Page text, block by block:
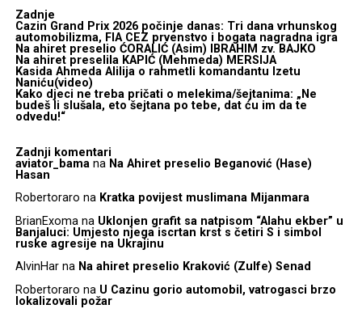
Zadnje
Cazin Grand Prix 2026 počinje danas: Tri dana vrhunskog
automobilizma, FIA CEZ prvenstvo i bogata nagradna igra
Na ahiret preselio ĆORALIĆ (Asim) IBRAHIM zv. BAJKO
Na ahiret preselila KAPIĆ (Mehmeda) MERSIJA
Kasida Ahmeda Alilija o rahmetli komandantu Izetu
Naniću(video)
Kako djeci ne treba pričati o melekima/šejtanima: „Ne
budeš li slušala, eto šejtana po tebe, dat ću im da te
odvedu!“
Zadnji komentari
aviator_bamana Na Ahiret preselio Beganović (Hase)
Hasan
Robertoraro na Kratka povijest muslimana Mijanmara
BrianExomana Uklonjen grafit sa natpisom “Alahu ekber” u
Banjaluci: Umjesto njega iscrtan krst s četiri S i simbol
ruske agresije na Ukrajinu
AlvinHarna Na ahiret preselio Kraković (Zulfe) Senad
Robertoraro na U Cazinu gorio automobil, vatrogasci brzo
lokalizovali požar